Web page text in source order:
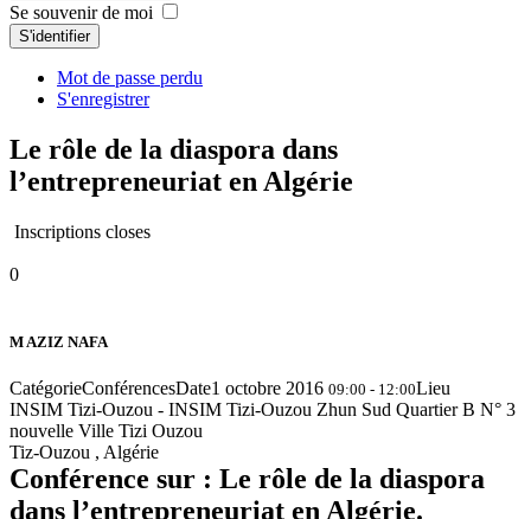
Se souvenir de moi
S'identifier
Mot de passe perdu
S'enregistrer
Le rôle de la diaspora dans
l’entrepreneuriat en Algérie
Inscriptions closes
0
M AZIZ NAFA
CatégorieConférencesDate1 octobre 2016 09:00 - 12:00Lieu
INSIM Tizi-Ouzou - INSIM Tizi-Ouzou Zhun Sud Quartier B N° 3
nouvelle Ville Tizi Ouzou
Tiz-Ouzou , Algérie
Conférence sur : Le rôle de la diaspora
dans l’entrepreneuriat en Algérie.